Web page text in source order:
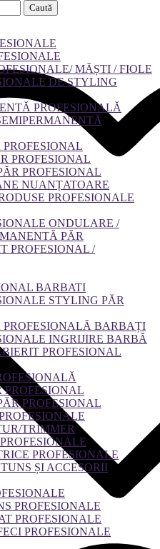
Caută
MĂȘTI / FIOLE
DE STYLING
PROFESIONALĂ
PROFESIONAL
PROFESIONAL
NUANȚATOARE
PROFESIONALE
ONDULARE /
PĂR
PROFESIONAL /
BARBATI
STYLING PĂR
BARBAȚI
INGRIJIRE BARBĂ
PROFESIONAL
PROFESIONAL
PROFESIONAL
TRIMMER
PROFESIONALE
ȘI ACCESORII
PROFESIONALE
PROFESIONALE
PROFESIONALE